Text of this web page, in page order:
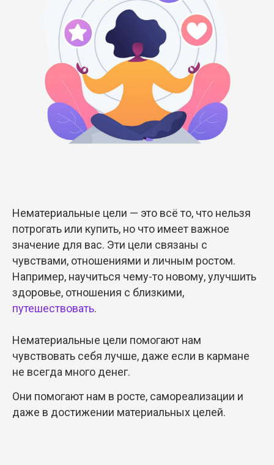
Нематериальные цели — это всё то, что нельзя
потрогать или купить, но что имеет важное
значение для вас. Эти цели связаны с
чувствами, отношениями и личным ростом.
Например, научиться чему-то новому, улучшить
здоровье, отношения с близкими,
путешествовать.
Нематериальные цели помогают нам
чувствовать себя лучше, даже если в кармане
не всегда много денег.
Они помогают нам в росте, самореализации и
даже в достижении материальных целей.